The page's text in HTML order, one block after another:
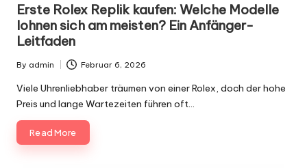
Erste Rolex Replik kaufen: Welche Modelle
lohnen sich am meisten? Ein Anfänger-
Leitfaden
Posted
by
By admin Februar 6, 2026
Viele Uhrenliebhaber träumen von einer Rolex, doch der hohe
Preis und lange Wartezeiten führen oft…
Read More